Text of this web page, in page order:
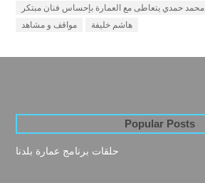
محمد حمدي يتعاطى مع العمارة بإحساس فنان مبتكر
مواقف و مشاهد
هاشم خليفة
Popular Posts
حلقات برنامج عمارة بلدنا